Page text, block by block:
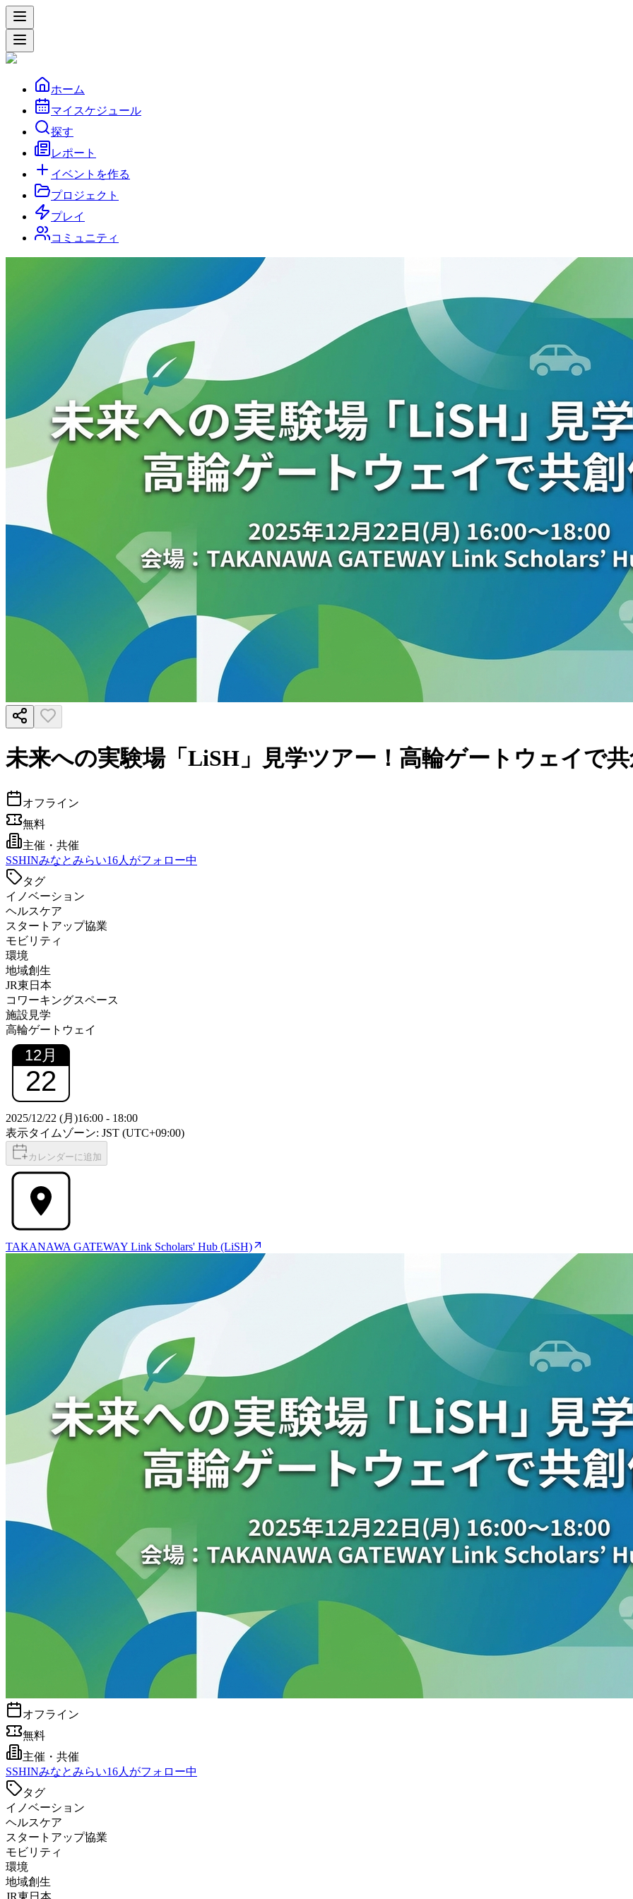
ホーム
マイスケジュール
探す
レポート
イベントを作る
プロジェクト
プレイ
コミュニティ
未来への実験場「LiSH」見学ツアー！高輪ゲートウェイで
オフライン
無料
主催・共催
SSHINみなとみらい16人がフォロー中
タグ
イノベーション
ヘルスケア
スタートアップ協業
モビリティ
環境
地域創生
JR東日本
コワーキングスペース
施設見学
高輪ゲートウェイ
12 月
22
2025/12/22 (月)16:00 - 18:00
表示タイムゾーン: JST (UTC+09:00)
カレンダーに追加
TAKANAWA GATEWAY Link Scholars' Hub (LiSH)
オフライン
無料
主催・共催
SSHINみなとみらい16人がフォロー中
タグ
イノベーション
ヘルスケア
スタートアップ協業
モビリティ
環境
地域創生
JR東日本